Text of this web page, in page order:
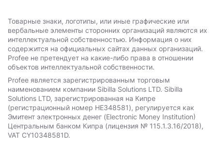
Товарные знаки, логотипы, или иные графические или
вербальные элементы сторонних организаций являются их
интеллектуальной собственностью. Информация о них
содержится на официальных сайтах данных организаций.
Profee не претендует на какие-либо права в отношении
объектов интеллектуальной собственности.
Profee является зарегистрированным торговым
наименованием компании Sibilla Solutions LTD. Sibilla
Solutions LTD, зарегистрированная на Кипре
(регистрационный номер HE348581), регулируется как
Эмитент электронных денег (Electronic Money Institution)
Центральным банком Кипра (лицензия № 115.1.3.16/2018),
VAT СY10348581D.